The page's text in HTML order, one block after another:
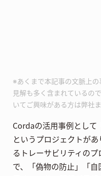
※あくまで本記事の文脈上
見解も多く含まれているの
いてご興味がある方は弊社
Cordaの活用事例とし
というプロジェクトが
るトレーサビリティの
で、「偽物の防止」「